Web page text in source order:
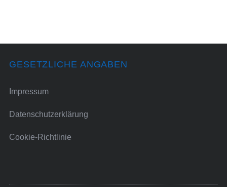
GESETZLICHE ANGABEN
Impressum
Datenschutzerklärung
Cookie-Richtlinie